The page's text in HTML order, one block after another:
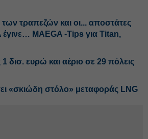
τραπεζών και οι... αποστάτες
MAΕGA -Tips για Titan,
δισ. ευρώ και αέριο σε 29 πόλεις
«σκιώδη στόλο» μεταφοράς LNG